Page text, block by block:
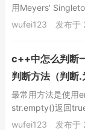
用Meyers'
载、高效）实现，
wufei123 发布
c++中怎么判断
判断方法（判断
最常用方法是使用
str.empty()返回
晰且...
wufei123 发布